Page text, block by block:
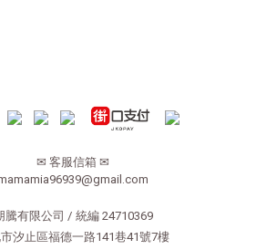
✉ 客服信箱 ✉
騰有限公司 / 統編 24710369
汐止區福德一路141巷41號7樓